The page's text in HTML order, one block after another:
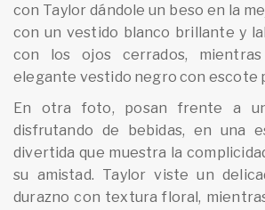
con Taylor dándole un beso en la
con un vestido blanco brillante y
con los ojos cerrados,
elegante vestido negro con escote
En otra foto, posan frente a
disfrutando de bebidas, en una
divertida que muestra la
su amistad. Taylor viste un
durazno con textura floral,